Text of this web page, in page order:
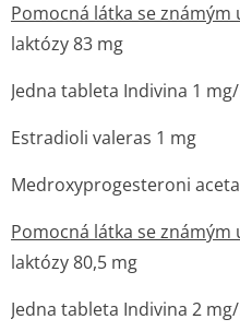
Pomocná látka se známým
laktózy 83 mg
Jedna tableta Indivina 1
Estradioli valeras 1 mg
Medroxyprogesteroni
Pomocná látka se známým
laktózy 80,5 mg
Jedna tableta Indivina 2